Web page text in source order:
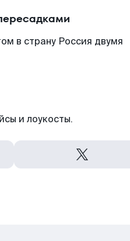
в страну Россия двумя
и лоукосты.